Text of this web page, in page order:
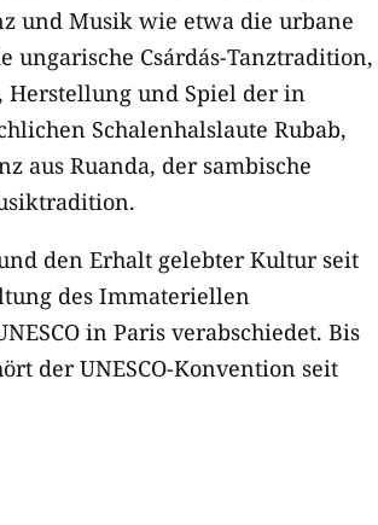
und Musik wie etwa die urbane
Csárdás-Tanztradition,
Herstellung und Spiel der in
Schalenhalslaute Rubab,
aus Ruanda, der sambische
den Erhalt gelebter Kultur seit
des Immateriellen
in Paris verabschiedet. Bis
der UNESCO-Konvention seit